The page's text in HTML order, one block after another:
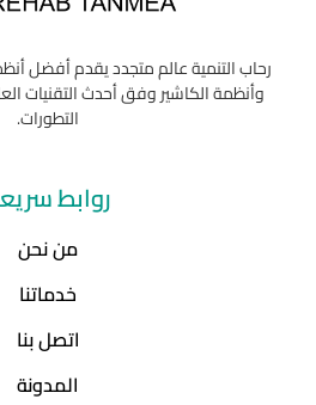
رحاب التنمية عالم متجدد يقدم أفضل
وأنظمة الكاشير وفق أحدث التقنيات
التطورات.
روابط
من نحن
خدماتنا
اتصل بنا
المدونة